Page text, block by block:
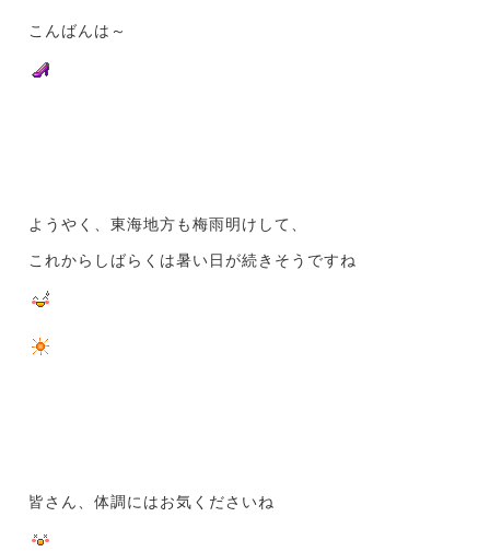
こんばんは～
ようやく、東海地方も梅雨明けして、
これからしばらくは暑い日が続きそうですね
皆さん、体調にはお気くださいね